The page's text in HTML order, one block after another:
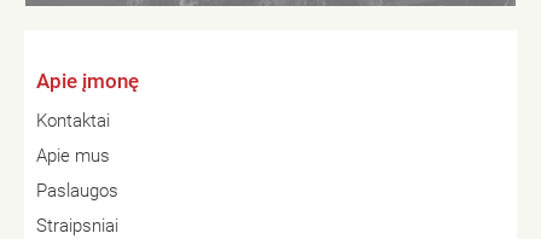
Apie įmonę
Kontaktai
Apie mus
Paslaugos
Straipsniai